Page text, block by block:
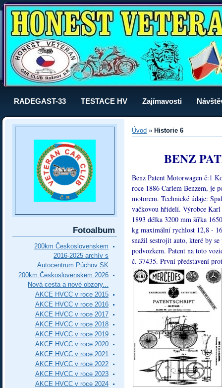
RADEGAST-33 TESTACE HV Zajímavosti
Úvod » Historie 6
BENZ
Benz Patent Motorwagen č:1
roce 1886 Carlem Benzem, je
motorem. Technické údaje:
vačkovou hřídelí. Výrobce
1893 délka 3200 mm šířka
kg maximální rychlost 12,8 -
snažil sestrojit auto, které by
podvozkem. Patent na toto
č. 37435. První představení
Fotoalbum
200km Československem
2016-2025 archív s
Autocentrum Púchov SK
200km Československem 2026
Nová cesta a nové obzory...
AKCE HVCC v roce 2015
AKCE HVCC v roce 2016
AKCE HVCC v roce 2017
AKCE HVCC v roce 2018
AKCE HVCC v roce 2019
AKCE HVCC v roce 2020
AKCE HVCC v roce 2021
AKCE HVCC v roce 2022
AKCE HVCC v roce 2023
AKCE HVCC v roce 2024